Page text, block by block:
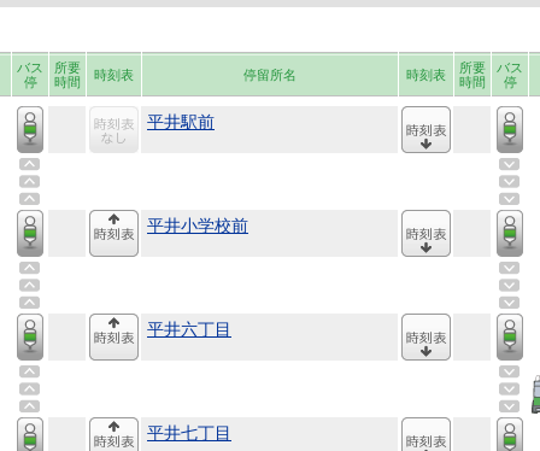
バス
停
所要
時間
時刻表 停留所名 時刻表
所要
時間
バス
停
平井駅前
平井小学校前
平井六丁目
平井七丁目